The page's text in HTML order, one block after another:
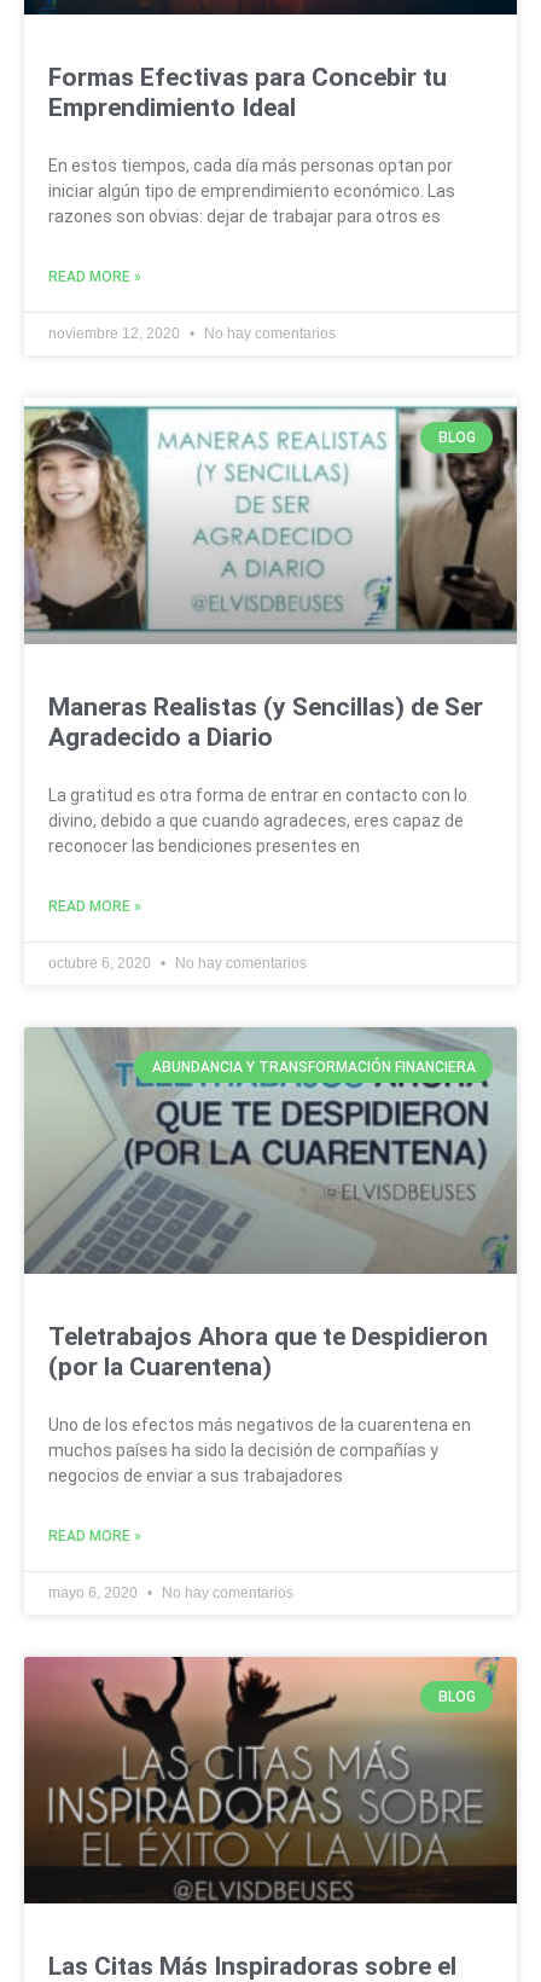
Formas Efectivas para Concebir tu
Emprendimiento Ideal
En estos tiempos, cada día más personas optan por
iniciar algún tipo de emprendimiento económico. Las
razones son obvias: dejar de trabajar para otros es
READ MORE »
noviembre 12, 2020 No hay comentarios
BLOG
Maneras Realistas (y Sencillas) de Ser
Agradecido a Diario
La gratitud es otra forma de entrar en contacto con lo
divino, debido a que cuando agradeces, eres capaz de
reconocer las bendiciones presentes en
READ MORE »
octubre 6, 2020 No hay comentarios
ABUNDANCIA Y TRANSFORMACIÓN FINANCIERA
Teletrabajos Ahora que te Despidieron
(por la Cuarentena)
Uno de los efectos más negativos de la cuarentena en
muchos países ha sido la decisión de compañías y
negocios de enviar a sus trabajadores
READ MORE »
mayo 6, 2020 No hay comentarios
BLOG
Las Citas Más Inspiradoras sobre el